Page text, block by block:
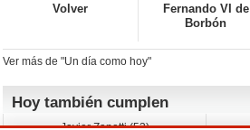
Volver
Fernando VI de
Borbón
Ver más de "Un día como hoy"
Hoy también cumplen
Javier Zanetti (53)